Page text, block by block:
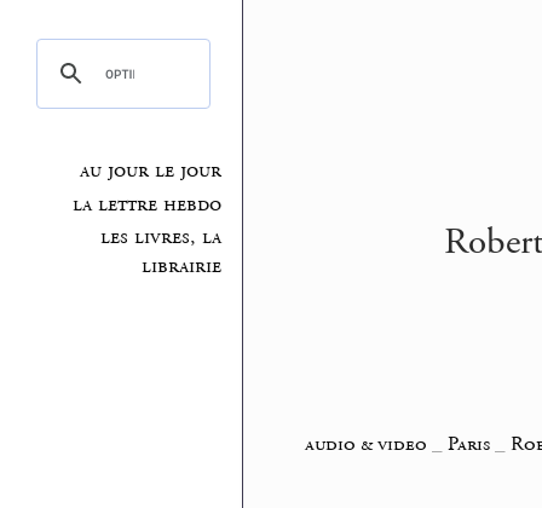
au jour le jour
la lettre hebdo
les livres, la
librairie
audio & video Paris_